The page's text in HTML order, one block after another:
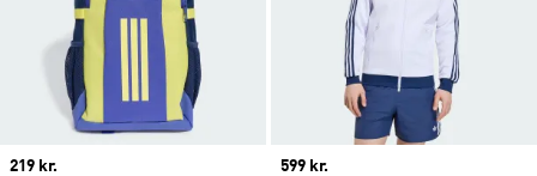
Price
219 kr.
Price
599 kr.